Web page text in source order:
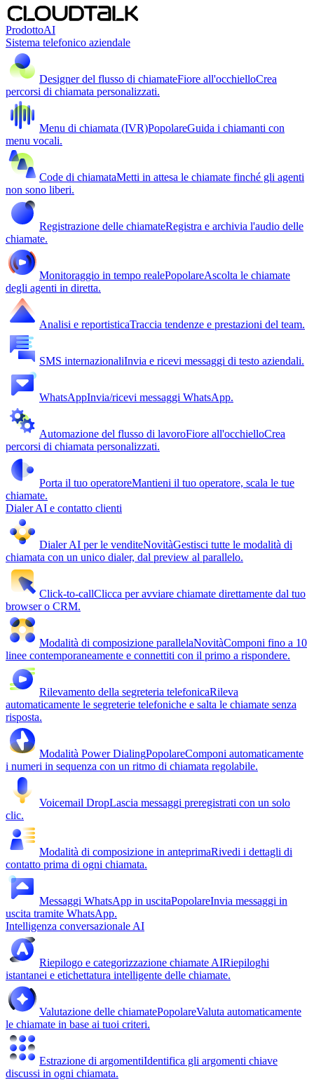
ProdottoAI
Sistema telefonico aziendale
Designer del flusso di chiamateFiore all'occhielloCrea
percorsi di chiamata personalizzati.
Menu di chiamata (IVR)PopolareGuida i chiamanti con
menu vocali.
Code di chiamataMetti in attesa le chiamate finché gli agenti
non sono liberi.
Registrazione delle chiamateRegistra e archivia l'audio delle
chiamate.
Monitoraggio in tempo realePopolareAscolta le chiamate
degli agenti in diretta.
Analisi e reportisticaTraccia tendenze e prestazioni del team.
SMS internazionaliInvia e ricevi messaggi di testo aziendali.
WhatsAppInvia/ricevi messaggi WhatsApp.
Automazione del flusso di lavoroFiore all'occhielloCrea
percorsi di chiamata personalizzati.
Porta il tuo operatoreMantieni il tuo operatore, scala le tue
chiamate.
Dialer AI e contatto clienti
Dialer AI per le venditeNovitàGestisci tutte le modalità di
chiamata con un unico dialer, dal preview al parallelo.
Click-to-callClicca per avviare chiamate direttamente dal tuo
browser o CRM.
Modalità di composizione parallelaNovitàComponi fino a 10
linee contemporaneamente e connettiti con il primo a rispondere.
Rilevamento della segreteria telefonicaRileva
automaticamente le segreterie telefoniche e salta le chiamate senza
risposta.
Modalità Power DialingPopolareComponi automaticamente
i numeri in sequenza con un ritmo di chiamata regolabile.
Voicemail DropLascia messaggi preregistrati con un solo
clic.
Modalità di composizione in anteprimaRivedi i dettagli di
contatto prima di ogni chiamata.
Messaggi WhatsApp in uscitaPopolareInvia messaggi in
uscita tramite WhatsApp.
Intelligenza conversazionale AI
Riepilogo e categorizzazione chiamate AIRiepiloghi
istantanei e etichettatura intelligente delle chiamate.
Valutazione delle chiamatePopolareValuta automaticamente
le chiamate in base ai tuoi criteri.
Estrazione di argomentiIdentifica gli argomenti chiave
discussi in ogni chiamata.